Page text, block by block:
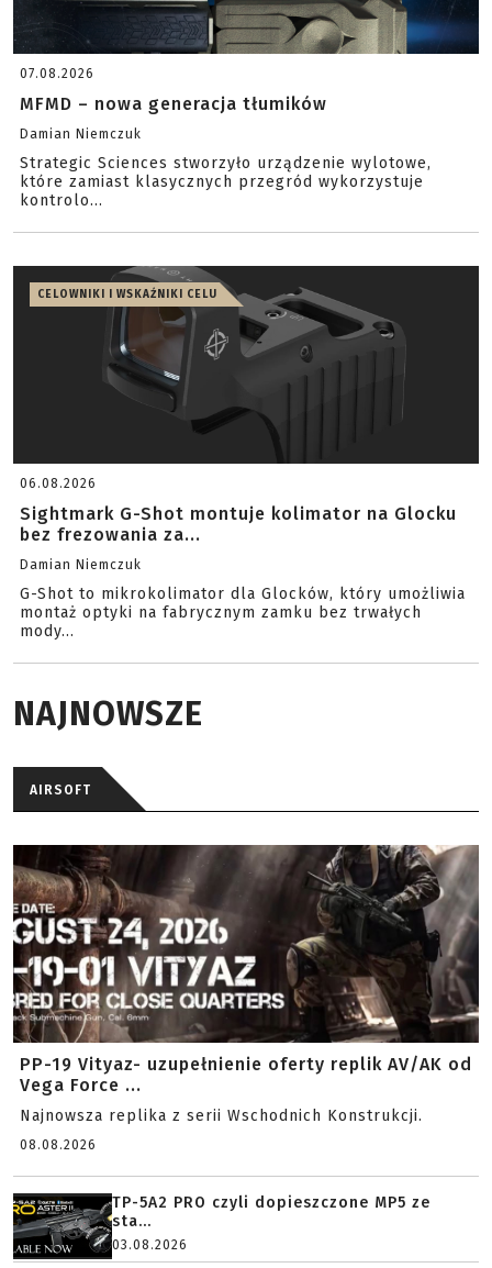
07.08.2026
MFMD – nowa generacja tłumików
Damian Niemczuk
Strategic Sciences stworzyło urządzenie wylotowe,
które zamiast klasycznych przegród wykorzystuje
kontrolo...
CELOWNIKI I WSKAŹNIKI CELU
06.08.2026
Sightmark G-Shot montuje kolimator na Glocku
bez frezowania za...
Damian Niemczuk
G-Shot to mikrokolimator dla Glocków, który umożliwia
montaż optyki na fabrycznym zamku bez trwałych
mody...
NAJNOWSZE
AIRSOFT
PP-19 Vityaz- uzupełnienie oferty replik AV/AK od
Vega Force ...
Najnowsza replika z serii Wschodnich Konstrukcji.
08.08.2026
TP-5A2 PRO czyli dopieszczone MP5 ze
sta...
03.08.2026